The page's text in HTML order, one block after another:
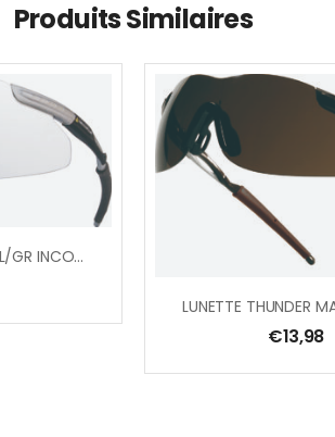
Produits Similaires
LUNETTE THUNDER BL/GR INCOLORE
€13,98